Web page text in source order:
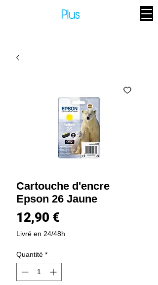
Cartouche d'encre
Epson 26 Jaune
12,90 €
Livré en 24/48h
Quantité *